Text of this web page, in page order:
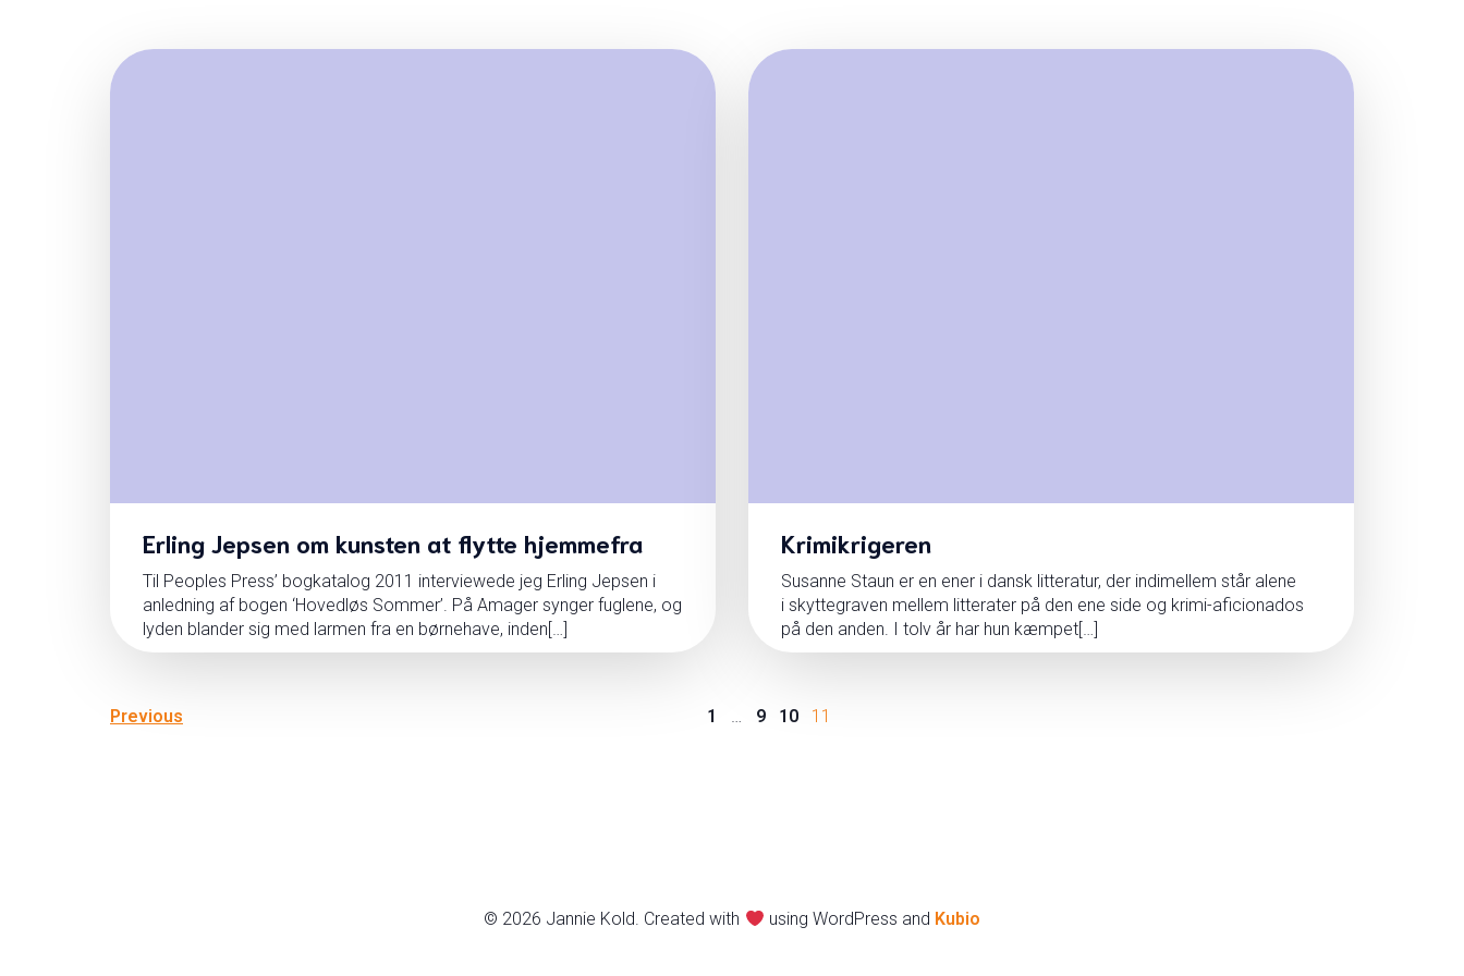
Erling Jepsen om kunsten at flytte hjemmefra
Til Peoples Press’ bogkatalog 2011 interviewede jeg Erling Jepsen i
anledning af bogen ‘Hovedløs Sommer’. På Amager synger fuglene, og
lyden blander sig med larmen fra en børnehave, inden[…]
Krimikrigeren
Susanne Staun er en ener i dansk litteratur, der indimellem står alene
i skyttegraven mellem litterater på den ene side og krimi-aficionados
på den anden. I tolv år har hun kæmpet[…]
Previous 1 … 9 10 11
© 2026 Jannie Kold. Created with using WordPress and Kubio